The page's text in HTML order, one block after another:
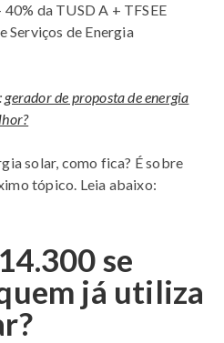
da TUSD A + TFSEE
Serviços de Energia
gerador de proposta de energia
solar, como fica? É sobre
tópico. Leia abaixo:
se
já utiliza